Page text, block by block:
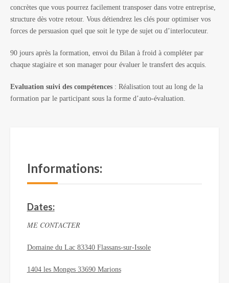
concrètes que vous pourrez facilement transposer dans votre entreprise,
structure dès votre retour. Vous détiendrez les clés pour optimiser vos
forces de persuasion quel que soit le type de sujet ou d’interlocuteur.
90 jours après la formation, envoi du Bilan à froid à compléter par
chaque stagiaire et son manager pour évaluer le transfert des acquis.
Evaluation suivi des compétences : Réalisation tout au long de la
formation par le participant sous la forme d’auto-évaluation.
Informations:
Dates:
ME CONTACTER
Domaine du Lac 83340 Flassans-sur-Issole
1404 les Monges 33690 Marions